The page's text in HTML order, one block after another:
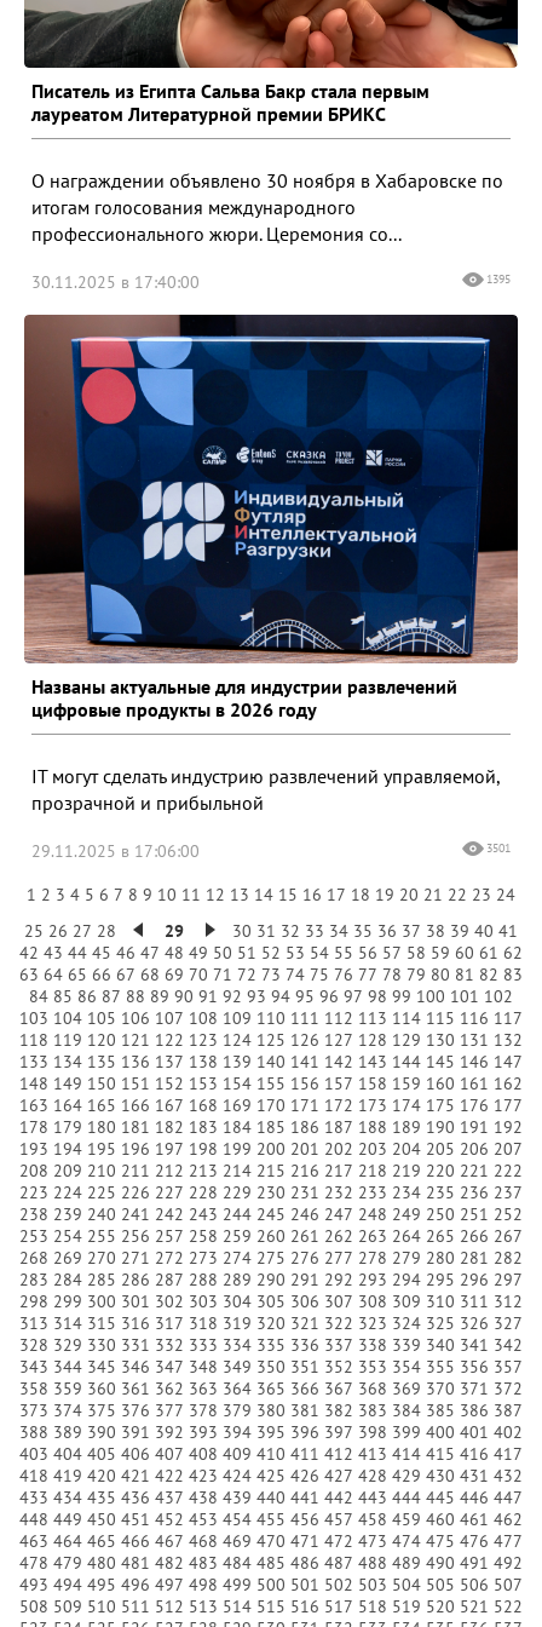
Писатель из Египта Сальва Бакр стала первым
лауреатом Литературной премии БРИКС
О награждении объявлено 30 ноября в Хабаровске по
итогам голосования международного
профессионального жюри. Церемония со...
30.11.2025 в 17:40:00 1395
Названы актуальные для индустрии развлечений
цифровые продукты в 2026 году
IT могут сделать индустрию развлечений управляемой,
прозрачной и прибыльной
29.11.2025 в 17:06:00 3501
1 2 3 4 5 6 7 8 9 10 11 12 13 14 15 16 17 18 19 20 21 22 23 24
25 26 27 28 29 30 31 32 33 34 35 36 37 38 39 40 41
42 43 44 45 46 47 48 49 50 51 52 53 54 55 56 57 58 59 60 61 62
63 64 65 66 67 68 69 70 71 72 73 74 75 76 77 78 79 80 81 82 83
84 85 86 87 88 89 90 91 92 93 94 95 96 97 98 99 100 101 102
103 104 105 106 107 108 109 110 111 112 113 114 115 116 117
118 119 120 121 122 123 124 125 126 127 128 129 130 131 132
133 134 135 136 137 138 139 140 141 142 143 144 145 146 147
148 149 150 151 152 153 154 155 156 157 158 159 160 161 162
163 164 165 166 167 168 169 170 171 172 173 174 175 176 177
178 179 180 181 182 183 184 185 186 187 188 189 190 191 192
193 194 195 196 197 198 199 200 201 202 203 204 205 206 207
208 209 210 211 212 213 214 215 216 217 218 219 220 221 222
223 224 225 226 227 228 229 230 231 232 233 234 235 236 237
238 239 240 241 242 243 244 245 246 247 248 249 250 251 252
253 254 255 256 257 258 259 260 261 262 263 264 265 266 267
268 269 270 271 272 273 274 275 276 277 278 279 280 281 282
283 284 285 286 287 288 289 290 291 292 293 294 295 296 297
298 299 300 301 302 303 304 305 306 307 308 309 310 311 312
313 314 315 316 317 318 319 320 321 322 323 324 325 326 327
328 329 330 331 332 333 334 335 336 337 338 339 340 341 342
343 344 345 346 347 348 349 350 351 352 353 354 355 356 357
358 359 360 361 362 363 364 365 366 367 368 369 370 371 372
373 374 375 376 377 378 379 380 381 382 383 384 385 386 387
388 389 390 391 392 393 394 395 396 397 398 399 400 401 402
403 404 405 406 407 408 409 410 411 412 413 414 415 416 417
418 419 420 421 422 423 424 425 426 427 428 429 430 431 432
433 434 435 436 437 438 439 440 441 442 443 444 445 446 447
448 449 450 451 452 453 454 455 456 457 458 459 460 461 462
463 464 465 466 467 468 469 470 471 472 473 474 475 476 477
478 479 480 481 482 483 484 485 486 487 488 489 490 491 492
493 494 495 496 497 498 499 500 501 502 503 504 505 506 507
508 509 510 511 512 513 514 515 516 517 518 519 520 521 522